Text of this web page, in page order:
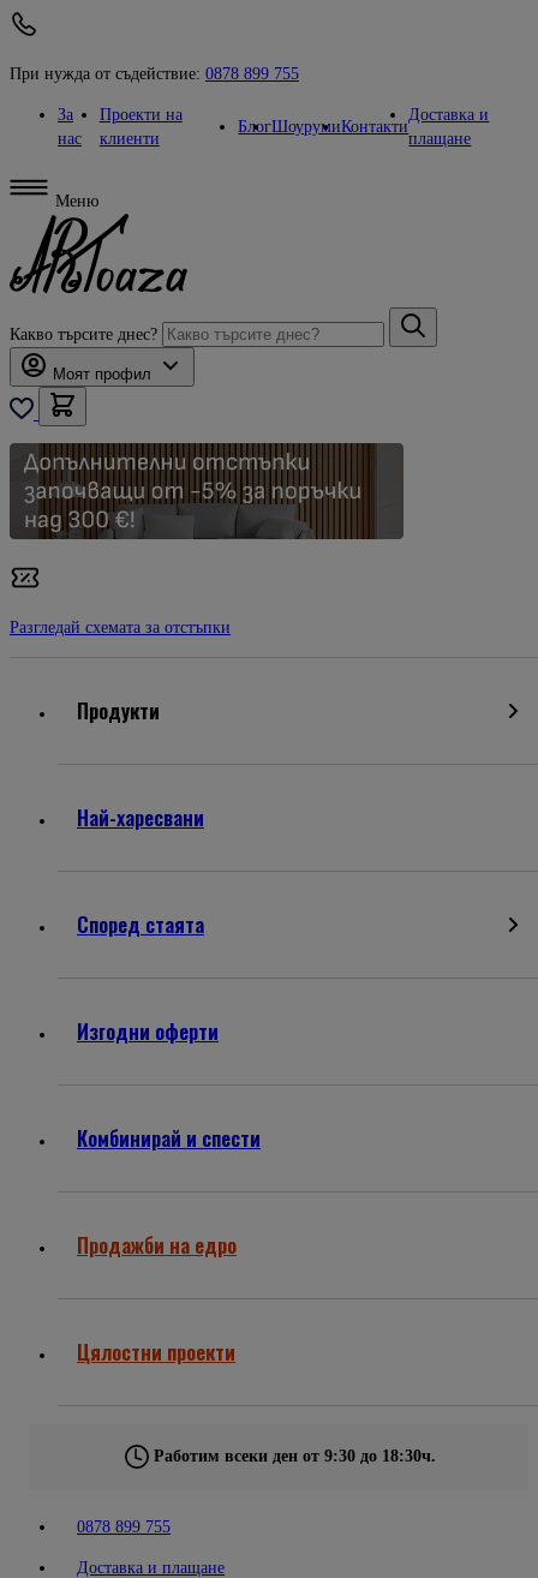
При нужда от съдействие: 0878 899 755
За
нас
Проекти на
клиенти
БлогШоурумиКонтакти
Доставка и
плащане
Меню
Какво търсите днес?
Моят профил
Разгледай схемата за отстъпки
Продукти
Най-харесвани
Според стаята
Изгодни оферти
Комбинирай и спести
Продажби на едро
Цялостни проекти
Работим всеки ден от 9:30 до 18:30ч.
0878 899 755
Доставка и плащане